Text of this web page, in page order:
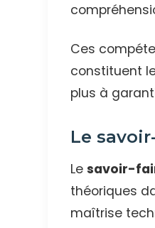
Ces
constituent
plus à
Le
Lesavoir-
théoriques
maîtrise